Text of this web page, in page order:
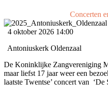
Concerten
4 oktober 2026 14:00
Antoniuskerk Oldenzaal
De Koninklijke Zangvereniging
maar liefst 17 jaar weer een
laatste Twentse’ concert van